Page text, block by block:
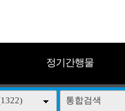
정기간행물
통합검색